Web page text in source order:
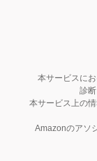
本サービスに
診
本サービス上の
Amazonのアソ